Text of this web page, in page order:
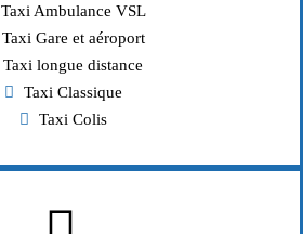
Taxi Ambulance VSL
Taxi Gare et aéroport
Taxi longue distance
Taxi Classique
Taxi Colis